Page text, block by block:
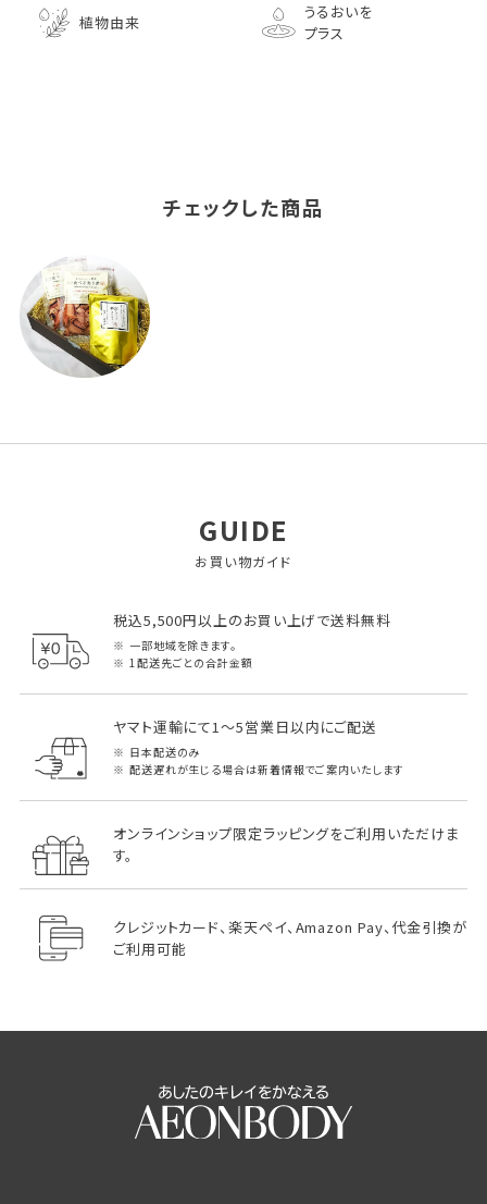
植物由来
うるおいを
プラス
チェックした商品
GUIDE
お買い物ガイド
税込5,500円以上のお買い上げで送料無料
一部地域を除きます。
1配送先ごとの合計金額
ヤマト運輸にて1～5営業日以内にご配送
日本配送のみ
配送遅れが生じる場合は新着情報でご案内いたします
オンラインショップ限定ラッピングをご利用いただけま
す。
クレジットカード、楽天ペイ、Amazon Pay、代金引換が
ご利用可能